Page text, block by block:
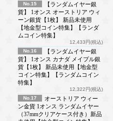
No.15
【ランダムイヤー銀
貨】 1オンス オーストリア ウィ
ーン銀貨【1枚】 新品未使用
【地金型コイン特集】【ランダ
ムコイン特集】
12,433円(税込)
No.16
【ランダムイヤー銀
貨】 1オンス カナダ メイプル銀
貨【1枚】 新品未使用【地金型
コイン特集】【ランダムコイン
特集】
12,322円(税込)
No.17
オーストリア ウィー
ン金貨 1オンス ランダムイヤー
（37mmクリアケース付き）新品